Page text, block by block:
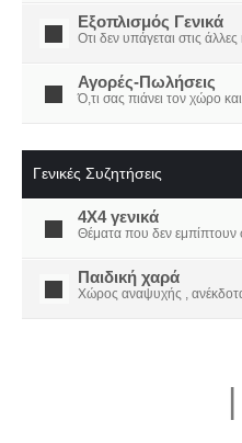
Εξοπλισμός Γενικά
Οτι δεν υπάγεται στις άλλες
Αγορές-Πωλήσεις
Ό,τι σας πιάνει τον χώρο
Γενικές Συζητήσεις
4X4 γενικά
Θέματα που δεν εμπίπτουν
Παιδική χαρά
Χώρος αναψυχής ,
|